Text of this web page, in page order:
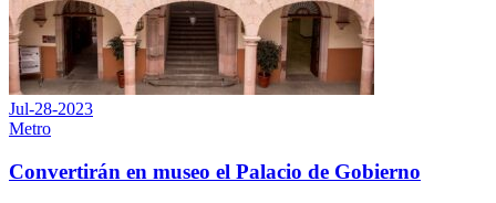
Jul-28-2023
Metro
Convertirán en museo el Palacio de Gobierno